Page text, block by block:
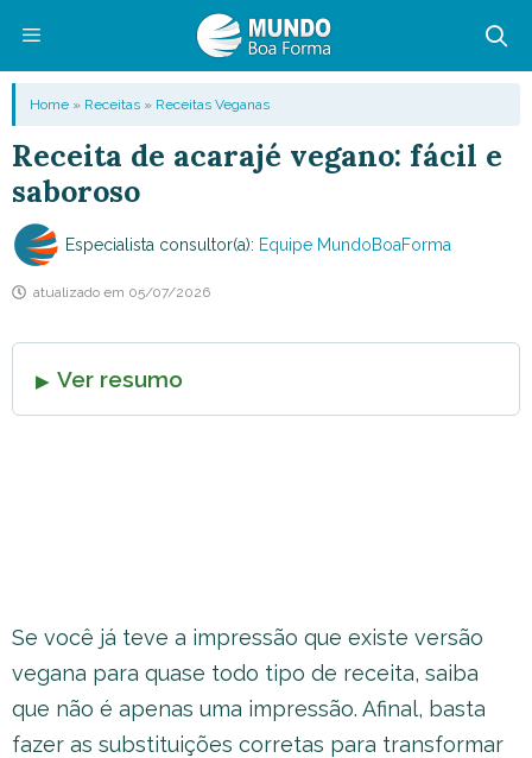
conteúdo
Menu
Home » Receitas » Receitas Veganas
Receita de acarajé vegano: fácil e
saboroso
Especialista consultor(a): Equipe MundoBoaForma
atualizado em 05/07/2026
Ver resumo
Se você já teve a impressão que existe versão
vegana para quase todo tipo de receita, saiba
que não é apenas uma impressão. Afinal, basta
fazer as substituições corretas para transformar